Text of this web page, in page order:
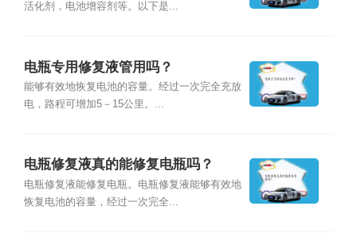
活化剂，电池增容剂等。以下是...
电瓶专用修复液管用吗？
能够有效地恢复电池的容量。经过一次完全充放
电，路程可增加5－15公里。...
电瓶修复液真的能修复电瓶吗？
电瓶修复液能修复电瓶。电瓶修复液能够有效地
恢复电池的容量，经过一次完全...